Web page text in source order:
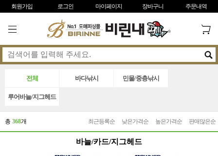
회원가입 로그인 마이페이지 장바구니 주문내역
전체 바다낚시 민물/중층낚시
루어바늘/지그헤드
총 368개 최근등록순 낮은가격순 높은가격순 판매많은순
바늘/카드/지그헤드